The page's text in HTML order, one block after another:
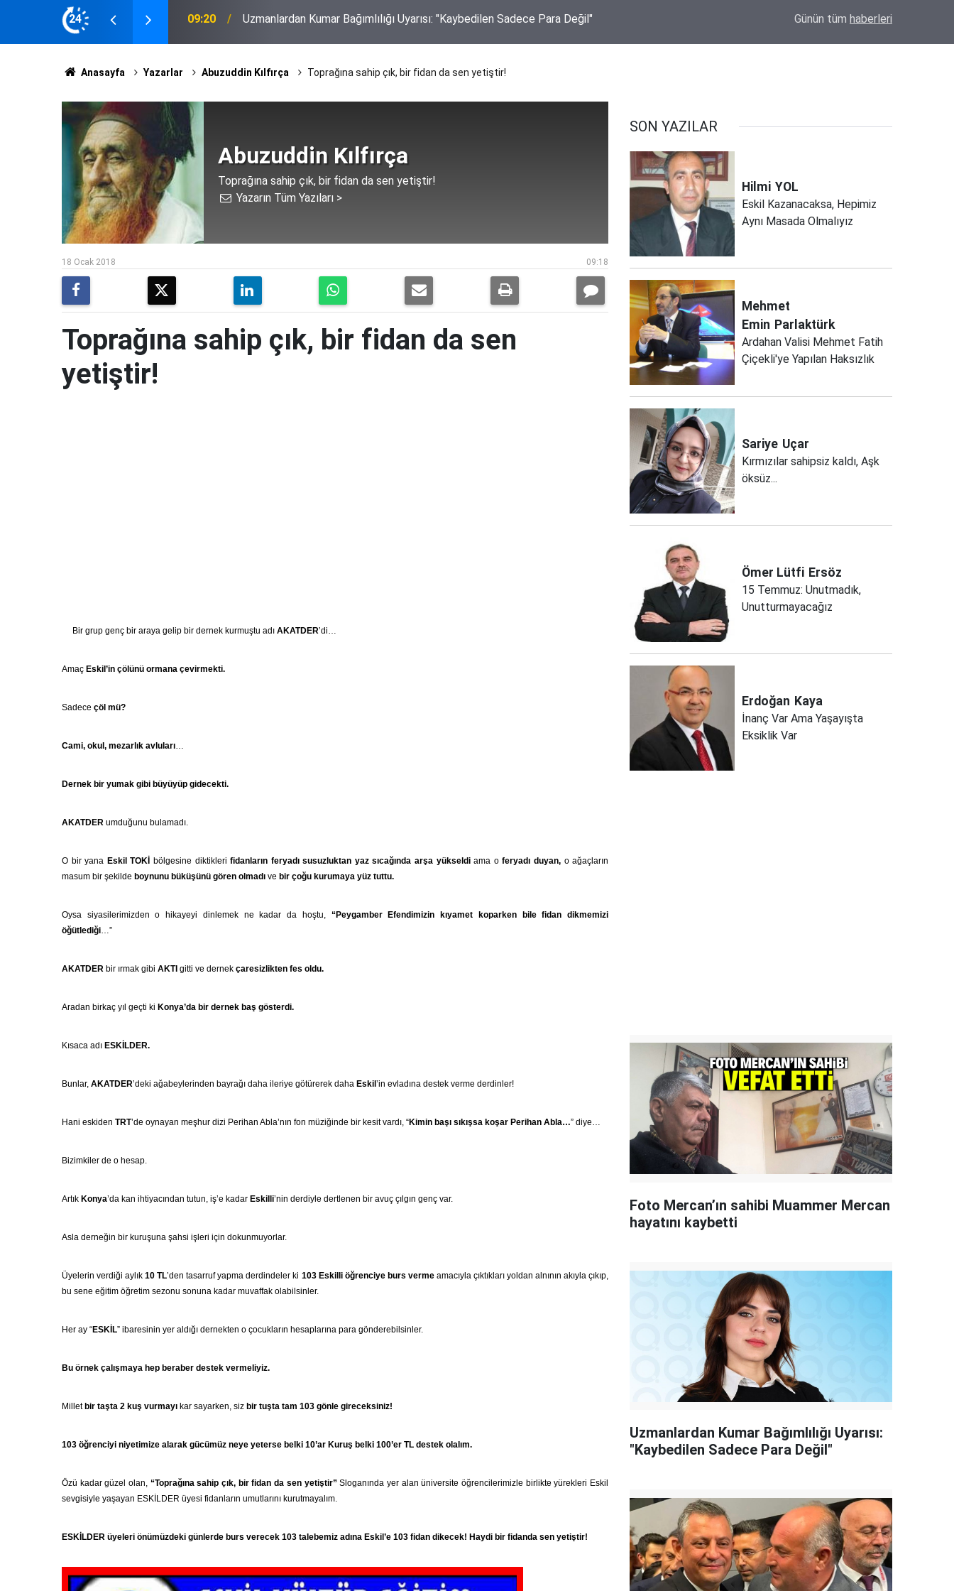
24
Sadece Para Değil" 00:13 Ali Güç, Yeni Parti Eskil İlçe Kurucu Başkanı olarak görevlendirildi Milletvekili Altınsoy’dan Cuma Hoca
Günün tüm haberleri
Anasayfa Yazarlar Abuzuddin Kılfırça Toprağına sahip çık, bir fidan da sen yetiştir!
Abuzuddin Kılfırça
Toprağına sahip çık, bir fidan da sen yetiştir!
Yazarın Tüm Yazıları >
09:18
18 Ocak 2018
Toprağına sahip çık, bir fidan da sen
yetiştir!
Bir grup genç bir araya gelip bir dernek kurmuştu adı AKATDER’di…
Amaç Eskil’in çölünü ormana çevirmekti.
Sadece çöl mü?
Cami, okul, mezarlık avluları…
Dernek bir yumak gibi büyüyüp gidecekti.
AKATDER umduğunu bulamadı.
O bir yana Eskil TOKİ bölgesine diktiklerifidanların feryadı susuzluktan yaz sıcağında arşa yükseldiama oferyadı duyan,o ağaçların
masum bir şekilde boynunu büküşünü gören olmadı ve bir çoğu kurumaya yüz tuttu.
Oysa siyasilerimizden o hikayeyi dinlemek ne kadar da hoştu, “Peygamber Efendimizin kıyamet koparken bile fidan dikmemizi
öğütlediği…”
AKATDER bir ırmak gibi AKTI gitti ve dernek çaresizlikten fes oldu.
Aradan birkaç yıl geçti ki Konya’da bir dernek baş gösterdi.
Kısaca adı ESKİLDER.
Bunlar, AKATDER’deki ağabeylerinden bayrağı daha ileriye götürerek daha Eskil ’in evladına destek verme derdinler!
Hani eskiden TRT’de oynayan meşhur dizi Perihan Abla’nın fon müziğinde bir kesit vardı, “Kimin başı sıkışsa koşar Perihan Abla…” diye…
Bizimkiler de o hesap.
Artık Konya’da kan ihtiyacından tutun, iş’e kadar Eskilli’nin derdiyle dertlenen bir avuç çılgın genç var.
Asla derneğin bir kuruşuna şahsi işleri için dokunmuyorlar.
Üyelerin verdiği aylık10 TL’den tasarruf yapma derdindeler ki 103 Eskilli öğrenciye burs vermeamacıyla çıktıkları yoldan alnının akıyla çıkıp,
bu sene eğitim öğretim sezonu sonuna kadar muvaffak olabilsinler.
Her ay “ESKİL” ibaresinin yer aldığı dernekten o çocukların hesaplarına para gönderebilsinler.
Bu örnek çalışmaya hep beraber destek vermeliyiz.
Millet bir taşta 2 kuş vurmayı kar sayarken, siz bir tuşta tam 103 gönle gireceksiniz!
103 öğrenciyi niyetimize alarak gücümüz neye yeterse belki 10’ar Kuruş belki 100’er TL destek olalım.
Özü kadar güzel olan, “Toprağına sahip çık, bir fidan da sen yetiştir”Sloganında yer alan üniversite öğrencilerimizle birlikte yürekleri Eskil
sevgisiyle yaşayan ESKİLDER üyesi fidanların umutlarını kurutmayalım.
ESKİLDER üyeleri önümüzdeki günlerde burs verecek 103 talebemiz adına Eskil’e 103 fidan dikecek! Haydi bir fidanda sen yetiştir!
SON YAZILAR
Hilmi YOL
Eskil Kazanacaksa, Hepimiz
Aynı Masada Olmalıyız
Mehmet
Emin Parlaktürk
Ardahan Valisi Mehmet Fatih
Çiçekli'ye Yapılan Haksızlık
Sariye Uçar
Kırmızılar sahipsiz kaldı, Aşk
öksüz...
Ömer Lütfi Ersöz
15 Temmuz: Unutmadık,
Unutturmayacağız
Erdoğan Kaya
İnanç Var Ama Yaşayışta
Eksiklik Var
Foto Mercan’ın sahibi Muammer Mercan
hayatını kaybetti
Uzmanlardan Kumar Bağımlılığı Uyarısı:
"Kaybedilen Sadece Para Değil"